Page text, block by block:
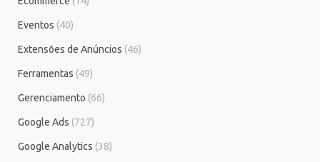
Eventos (40)
Extensões de Anúncios (46)
Ferramentas (49)
Gerenciamento (66)
Google Ads (727)
Google Analytics (38)